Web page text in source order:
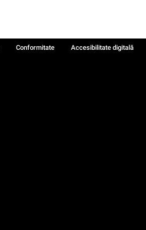
Conformitate
Accesibilitate digitală